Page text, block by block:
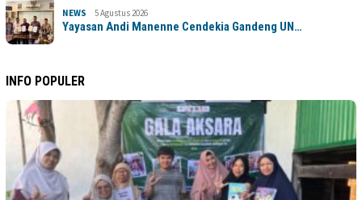
NEWS 5 Agustus 2026
Yayasan Andi Manenne Cendekia Gandeng UN…
INFO POPULER